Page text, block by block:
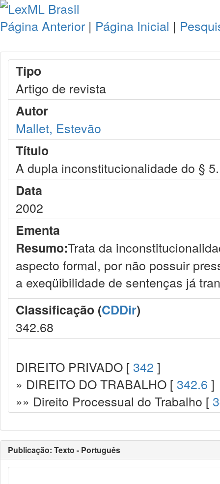
Página Anterior | Página Inicial |
Tipo
Artigo de revista
Autor
Mallet, Estevão
Título
A dupla inconstitucionalidade do §
Data
2002
Ementa
Resumo:Trata da
aspecto formal, por não possuir
a exeqüibilidade de sentenças já
Classificação (CDDir)
342.68
DIREITO PRIVADO [ 342 ]
» DIREITO DO TRABALHO [ 342.6 ]
»» Direito Processual do Trabalho [
Publicação: Texto - Português